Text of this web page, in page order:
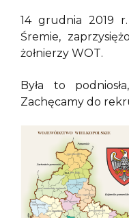
14 grudnia 2019
Śremie,
żołnierzy WOT.
Była to
Zachęcamy do